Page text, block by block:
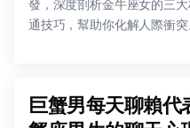
發，深度剖析金牛座女的三
通技巧，幫助你化解人際衝突
巨蟹男每天聊賴